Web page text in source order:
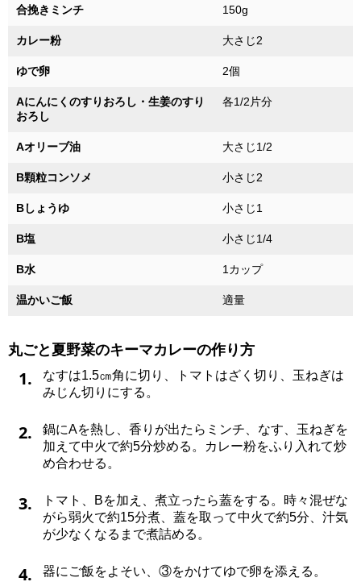
合挽きミンチ 150g
カレー粉 大さじ2
ゆで卵 2個
Aにんにくのすりおろし・生姜のすり
おろし
各1/2片分
Aオリーブ油 大さじ1/2
B顆粒コンソメ 小さじ2
Bしょうゆ 小さじ1
B塩 小さじ1/4
B水 1カップ
温かいご飯 適量
丸ごと夏野菜のキーマカレーの作り方
1.
なすは1.5㎝角に切り、トマトはざく切り、玉ねぎは
みじん切りにする。
2.
鍋にAを熱し、香りが出たらミンチ、なす、玉ねぎを
加えて中火で約5分炒める。カレー粉をふり入れて炒
め合わせる。
3.
トマト、Bを加え、煮立ったら蓋をする。時々混ぜな
がら弱火で約15分煮、蓋を取って中火で約5分、汁気
が少なくなるまで煮詰める。
4. 器にご飯をよそい、③をかけてゆで卵を添える。